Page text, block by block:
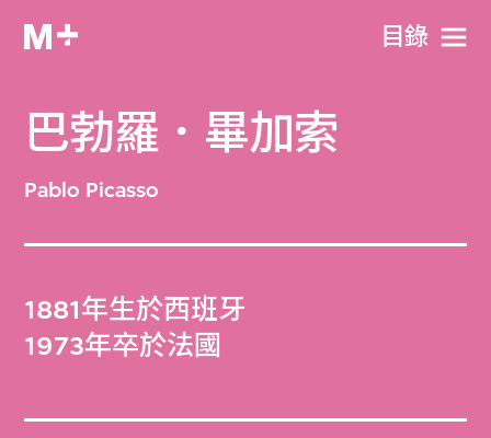
目​錄
巴勃羅．畢加索
Pablo Picasso
1881年生於西班牙
1973年卒於法國